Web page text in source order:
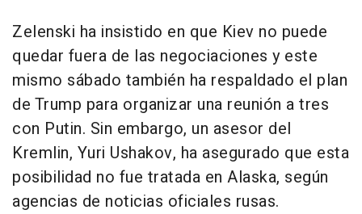
Zelenski ha insistido en que Kiev no puede
quedar fuera de las negociaciones y este
mismo sábado también ha respaldado el plan
de Trump para organizar una reunión a tres
con Putin. Sin embargo, un asesor del
Kremlin, Yuri Ushakov, ha asegurado que esta
posibilidad no fue tratada en Alaska, según
agencias de noticias oficiales rusas.